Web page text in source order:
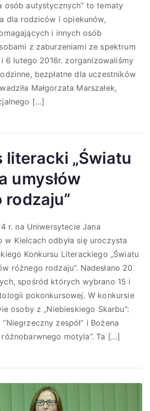
osób autystycznych” to tematy
dla rodziców i opiekunów,
i innych osób
z zaburzeniami ze spektrum
6 lutego 2016r. zorganizowaliśmy
bezpłatne dla uczestników
Małgorzata Marszałek,
[…]
literacki „Światu
umysłów
rodzaju”
r. na Uniwersytecie Jana
w Kielcach odbyła się uroczysta
Konkursu Literackiego „Światu
różnego rodzaju”. Nadesłano 20
spośród których wybrano 15 i
pokonkursowej. W konkursie
osoby z „Niebieskiego Skarbu”:
zespół” i Bożena
różnobarwnego motyla”. Ta […]